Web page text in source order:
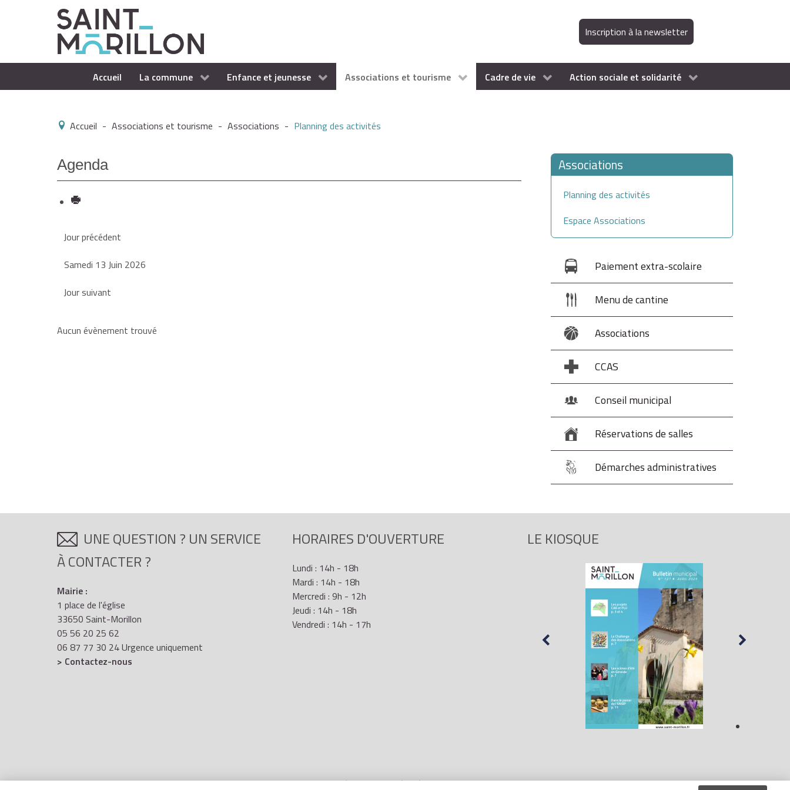
Inscription à la newsletter
Accueil La commune Enfance et jeunesse Associations et tourisme Cadre de vie Action sociale et solidarité
Accueil - Associations et tourisme - Associations - Planning des activités
Agenda
Jour précédent
Samedi 13 Juin 2026
Jour suivant
Aucun évènement trouvé
Associations
Planning des activités
Espace Associations
Paiement extra-scolaire
Menu de cantine
Associations
CCAS
Conseil municipal
Réservations de salles
Démarches administratives
UNE QUESTION ? UN SERVICE
À CONTACTER ?
Mairie :
1 place de l'église
33650 Saint-Morillon
05 56 20 25 62
06 87 77 30 24 Urgence uniquement
> Contactez-nous
HORAIRES D'OUVERTURE
Lundi : 14h - 18h
Mardi : 14h - 18h
Mercredi : 9h - 12h
Jeudi : 14h - 18h
Vendredi : 14h - 17h
LE KIOSQUE
Mentions Légales- Site réalisé parLR Marketing